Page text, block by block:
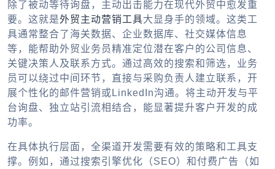
除了被动等待询盘，主动出击能力在现代外贸中愈发重
要。这就是外贸主动营销工具大显身手的领域。这类工
具通常整合了海关数据、企业数据库、社交媒体信息
等，能帮助外贸业务员精准定位潜在客户的公司信息、
关键决策人及联系方式。通过高效的搜索和筛选，业务
员可以绕过中间环节，直接与采购负责人建立联系，开
展个性化的邮件营销或LinkedIn沟通。将主动开发与平
台询盘、独立站引流相结合，能显著提升客户开发的成
功率。
在具体执行层面，全渠道开发需要有效的策略和工具支
撑。例如，通过搜索引擎优化（SEO）和付费广告（如